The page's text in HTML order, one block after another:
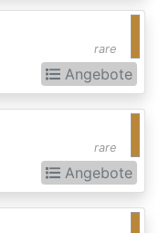
rare
Angebote
rare
Angebote